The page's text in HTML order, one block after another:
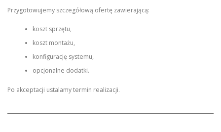
Przygotowujemy szczegółową ofertę zawierającą:
koszt sprzętu,
koszt montażu,
konfigurację systemu,
opcjonalne dodatki.
Po akceptacji ustalamy termin realizacji.